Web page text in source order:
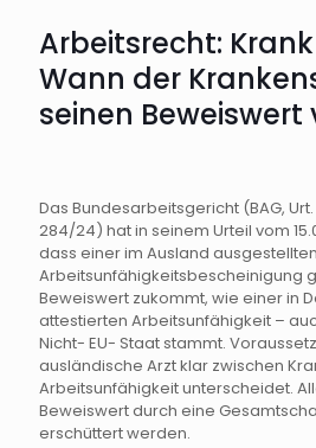
Arbeitsrecht:
Wann der
seinen Beweiswert
Das Bundesarbeitsgericht (BAG, Urt.
284/24) hat in seinem Urteil vom
dass einer im Ausland ausgestellten
Arbeitsunfähigkeitsbescheinigung
Beweiswert zukommt, wie einer in
attestierten Arbeitsunfähigkeit –
Nicht- EU- Staat stammt.
ausländische Arzt klar zwischen
Arbeitsunfähigkeit unterscheidet.
Beweiswert durch eine
erschüttert werden.